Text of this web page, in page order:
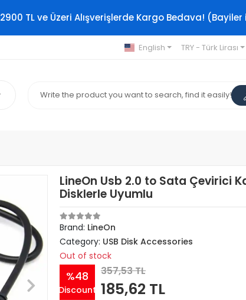
2900 TL ve Üzeri Alışverişlerde Kargo Bedava! (Bayiler
English TRY - Türk Lirası
LineOn Usb 2.0 to Sata Çevirici
Disklerle Uyumlu
Brand: LineOn
Category: USB Disk Accessories
Out of stock
%48
Discount
357,53 TL
185,62 TL